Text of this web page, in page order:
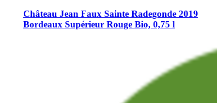
Château Jean Faux Sainte Radegonde 2019
Bordeaux Supérieur Rouge Bio, 0,75 l